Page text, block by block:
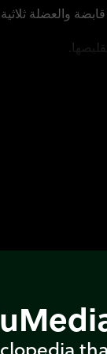
والعضلة